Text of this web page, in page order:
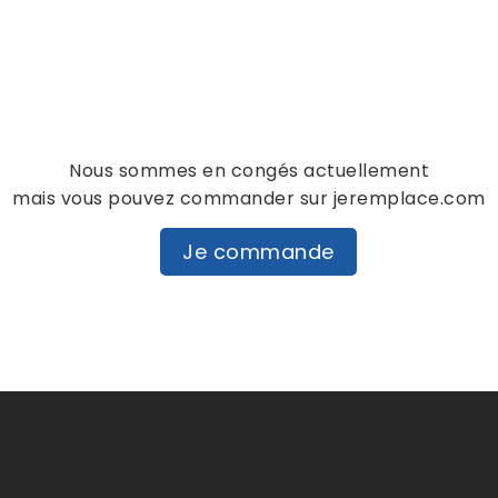
DESCRIPTION DÉTAILS PRODUIT
41-65-37-52.
Nous sommes en congés actuellement
mais vous pouvez commander sur jeremplace.com
Je commande